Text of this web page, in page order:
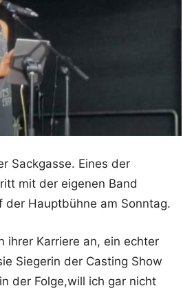
Sackgasse. Eines der
mit der eigenen Band
der Hauptbühne am Sonntag.
ihrer Karriere an, ein echter
Siegerin der Casting Show
der Folge,will ich gar nicht